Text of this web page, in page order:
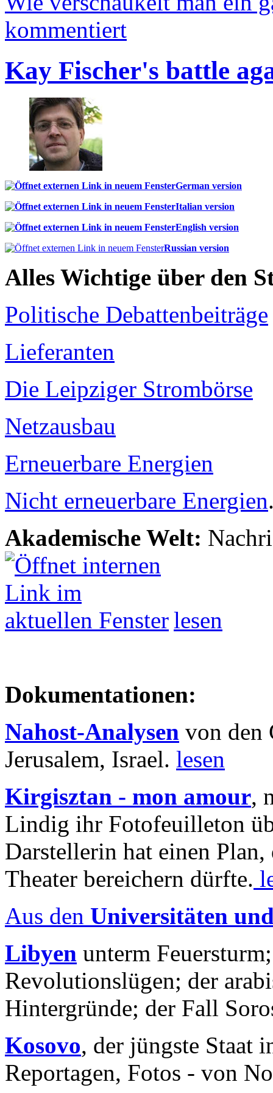
kommentiert
Kay Fischer's battle
German version
Italian version
English version
Russian version
Alles Wichtige über den
Politische Debattenbeiträge
Lieferanten
Die Leipziger Strombörse
Netzausbau
Erneuerbare Energien
Nicht erneuerbare Energien
Akademische Welt:
lesen
Dokumentationen:
Nahost-Analysen von den
Jerusalem, Israel. lesen
Kirgisztan - mon amour,
Lindig ihr Fotofeuilleton
Darstellerin hat einen Plan,
Theater bereichern dürfte.
Aus den Universitäten
Libyen unterm
Revolutionslügen; der
Hintergründe; der Fall
Kosovo, der jüngste Staat
Reportagen, Fotos - von